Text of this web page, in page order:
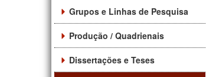
Grupos e Linhas de Pesquisa
Produção / Quadrienais
Dissertações e Teses